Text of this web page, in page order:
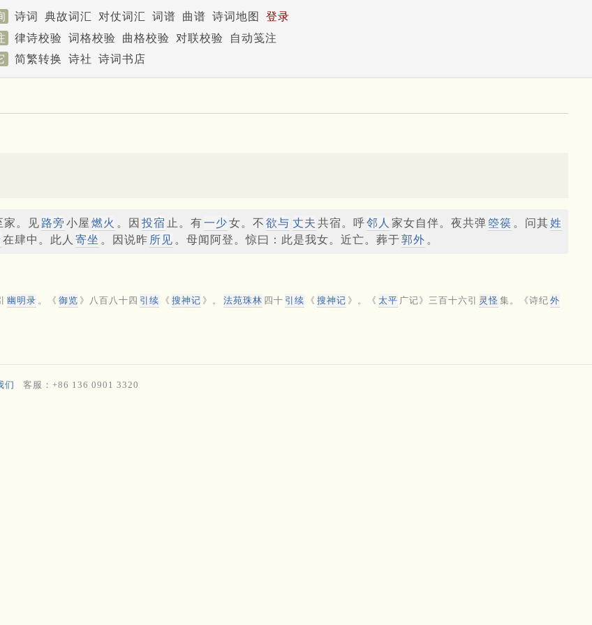
诗词 典故词汇 对仗词汇 词谱 曲谱 诗词地图
登录
律诗校验 词格校验 曲格校验 对联校验
自动笺注
简繁转换 诗社 诗词书店
家。见 路旁小屋 燃火 。因 投宿 止。有一少女。不 欲与 丈夫 共宿。呼邻人 家女自伴。夜共弹箜篌 。问其姓
在肆中。此人 寄坐 。因说昨 所见 。母闻阿登。惊曰：此是我女。近亡。葬于郭外 。
幽明录 。《 御览 》八百八十四 引续 《 搜神记 》。 法苑珠林 四十 引续 《 搜神记 》。《 太平 广记》三百十六引 灵怪 集。《诗纪 外
们 客服：+86 136 0901 3320